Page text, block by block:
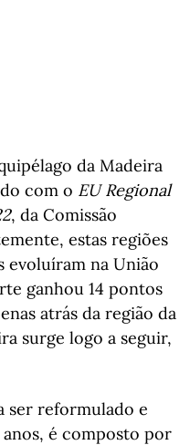
da Madeira
com o EU Regional
, da Comissão
estas regiões
evoluíram na União
ganhou 14 pontos
atrás da região da
surge logo a seguir,
ser reformulado e
é composto por